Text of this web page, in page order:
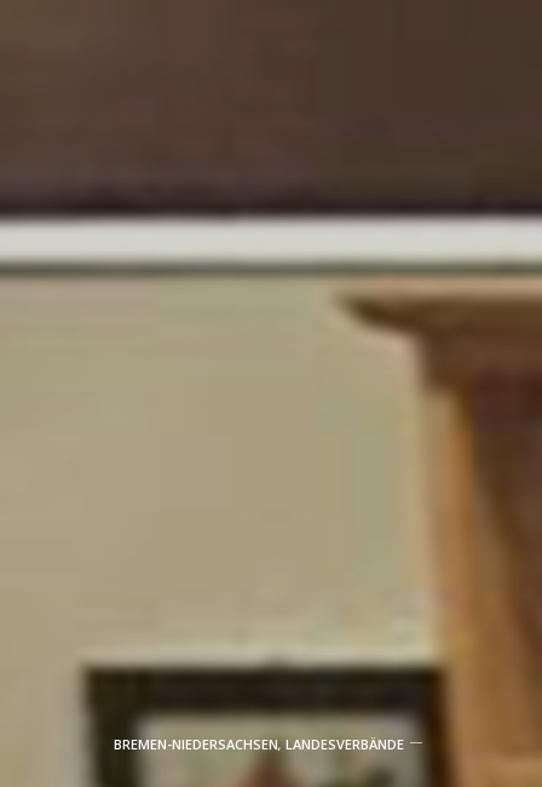
BREMEN-NIEDERSACHSEN, LANDESVERBÄNDE